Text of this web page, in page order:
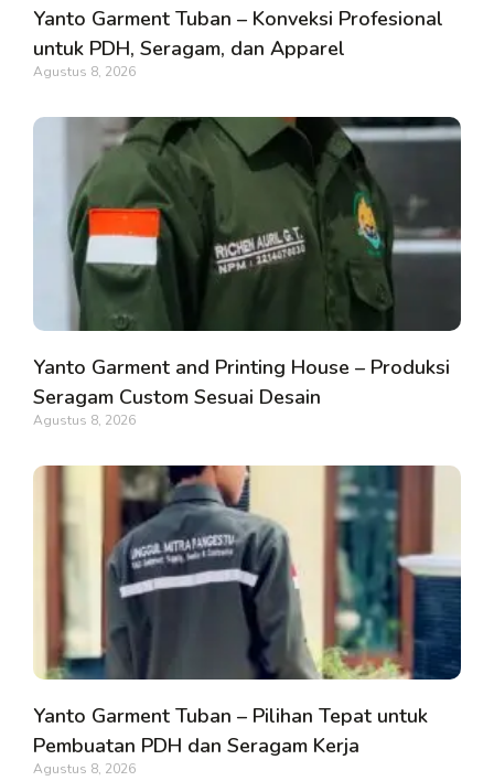
Yanto Garment Tuban – Konveksi Profesional
untuk PDH, Seragam, dan Apparel
Agustus 8, 2026
Yanto Garment and Printing House – Produksi
Seragam Custom Sesuai Desain
Agustus 8, 2026
Yanto Garment Tuban – Pilihan Tepat untuk
Pembuatan PDH dan Seragam Kerja
Agustus 8, 2026